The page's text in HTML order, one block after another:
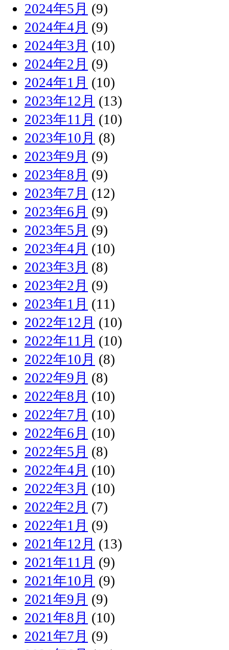
2024年5月 (9)
2024年4月 (9)
2024年3月 (10)
2024年2月 (9)
2024年1月 (10)
2023年12月 (13)
2023年11月 (10)
2023年10月 (8)
2023年9月 (9)
2023年8月 (9)
2023年7月 (12)
2023年6月 (9)
2023年5月 (9)
2023年4月 (10)
2023年3月 (8)
2023年2月 (9)
2023年1月 (11)
2022年12月 (10)
2022年11月 (10)
2022年10月 (8)
2022年9月 (8)
2022年8月 (10)
2022年7月 (10)
2022年6月 (10)
2022年5月 (8)
2022年4月 (10)
2022年3月 (10)
2022年2月 (7)
2022年1月 (9)
2021年12月 (13)
2021年11月 (9)
2021年10月 (9)
2021年9月 (9)
2021年8月 (10)
2021年7月 (9)